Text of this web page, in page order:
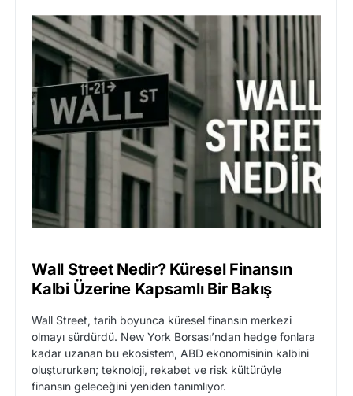
Wall Street Nedir? Küresel Finansın
Kalbi Üzerine Kapsamlı Bir Bakış
Wall Street, tarih boyunca küresel finansın merkezi
olmayı sürdürdü. New York Borsası’ndan hedge fonlara
kadar uzanan bu ekosistem, ABD ekonomisinin kalbini
oluştururken; teknoloji, rekabet ve risk kültürüyle
finansın geleceğini yeniden tanımlıyor.